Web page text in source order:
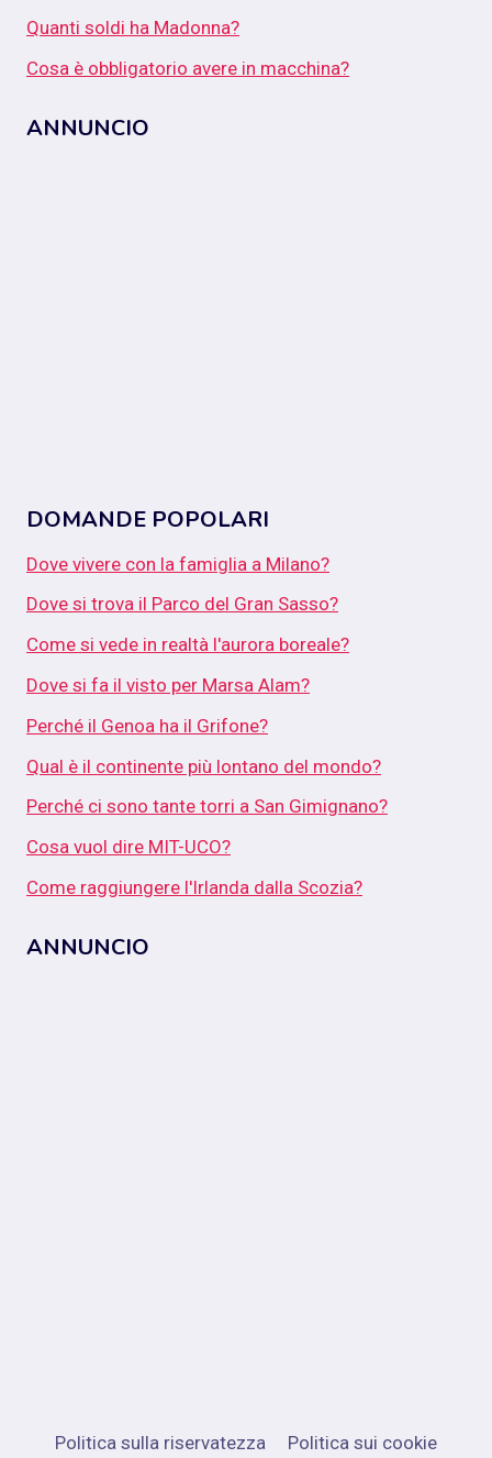
Quanti soldi ha Madonna?
Cosa è obbligatorio avere in macchina?
ANNUNCIO
DOMANDE POPOLARI
Dove vivere con la famiglia a Milano?
Dove si trova il Parco del Gran Sasso?
Come si vede in realtà l'aurora boreale?
Dove si fa il visto per Marsa Alam?
Perché il Genoa ha il Grifone?
Qual è il continente più lontano del mondo?
Perché ci sono tante torri a San Gimignano?
Cosa vuol dire MIT-UCO?
Come raggiungere l'Irlanda dalla Scozia?
ANNUNCIO
Politica sulla riservatezza Politica sui cookie